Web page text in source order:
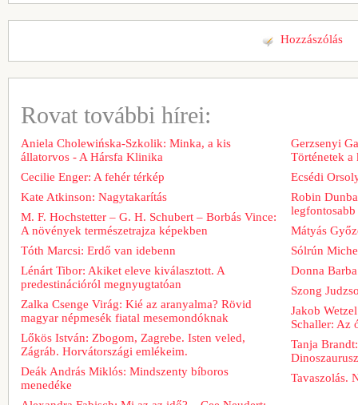
Hozzászólás
Rovat további hírei:
Aniela Cholewińska-Szkolik: Minka, a kis
állatorvos - A Hársfa Klinika
Cecilie Enger: A fehér térkép
Kate Atkinson: Nagytakarítás
M. F. Hochstetter – G. H. Schubert – Borbás Vince:
A növények természetrajza képekben
Tóth Marcsi: Erdő van idebenn
Lénárt Tibor: Akiket eleve kiválasztott. A
predestinációról megnyugtatóan
Zalka Csenge Virág: Kié az aranyalma? Rövid
magyar népmesék fiatal mesemondóknak
Lőkös István: Zbogom, Zagrebe. Isten veled,
Zágráb. Horvátországi emlékeim.
Deák András Miklós: Mindszenty bíboros
menedéke
Gerzsenyi
Történetek
Ecsédi
Robin
Mátyás
Sólrún
Donna
Szong
Jakob
Schaller: Az
Tanja
Tavaszolás.